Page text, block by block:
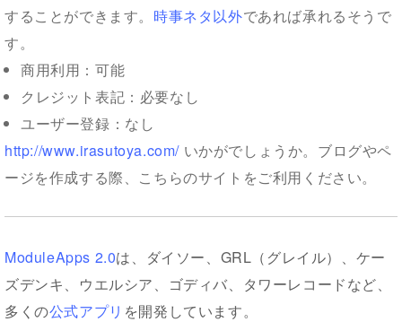
することができます。 時事ネタ以外であれば承れるそうで
す。
商用利用：可能
クレジット表記：必要なし
ユーザー登録：なし
http://www.irasutoya.com/ いかがでしょうか。ブログやペ
ージを作成する際、こちらのサイトをご利用ください。
ModuleApps 2.0は、ダイソー、GRL（グレイル）、ケー
ズデンキ、ウエルシア、ゴディバ、タワーレコードなど、
多くの公式アプリ を開発しています。